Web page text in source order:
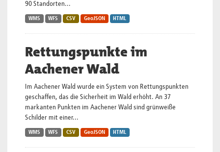
90 Standorten...
WMS WFS CSV GeoJSON HTML
Rettungspunkte im
Aachener Wald
Im Aachener Wald wurde ein System von Rettungspunkten
geschaffen, das die Sicherheit im Wald erhöht. An 37
markanten Punkten im Aachener Wald sind grünweiße
Schilder mit einer...
WMS WFS CSV GeoJSON HTML